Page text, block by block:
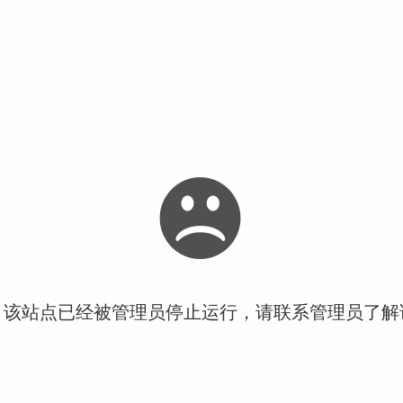
站点已经被管理员停止运行，请联系管理员了